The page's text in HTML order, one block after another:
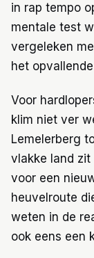
in rap tempo
mentale test
vergeleken
het
Voor
klim niet ver
Lemelerberg
vlakke land
voor een
heuvelroute
weten in de
ook eens een